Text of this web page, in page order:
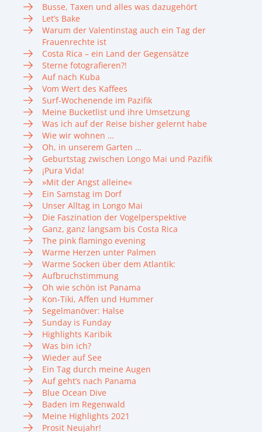
Busse, Taxen und alles was dazugehört
Let’s Bake
Warum der Valentinstag auch ein Tag der
Frauenrechte ist
Costa Rica – ein Land der Gegensätze
Sterne fotografieren?!
Auf nach Kuba
Vom Wert des Kaffees
Surf-Wochenende im Pazifik
Meine Bucketlist und ihre Umsetzung
Was ich auf der Reise bisher gelernt habe
Wie wir wohnen …
Oh, in unserem Garten …
Geburtstag zwischen Longo Mai und Pazifik
¡Pura Vida!
»Mit der Angst alleine«
Ein Samstag im Dorf
Unser Alltag in Longo Mai
Die Faszination der Vogelperspektive
Ganz, ganz langsam bis Costa Rica
The pink flamingo evening
Warme Herzen unter Palmen
Warme Socken über dem Atlantik:
Aufbruchstimmung
Oh wie schön ist Panama
Kon-Tiki, Affen und Hummer
Segelmanöver: Halse
Sunday is Funday
Highlights Karibik
Was bin ich?
Wieder auf See
Ein Tag durch meine Augen
Auf geht’s nach Panama
Blue Ocean Dive
Baden im Regenwald
Meine Highlights 2021
Prosit Neujahr!